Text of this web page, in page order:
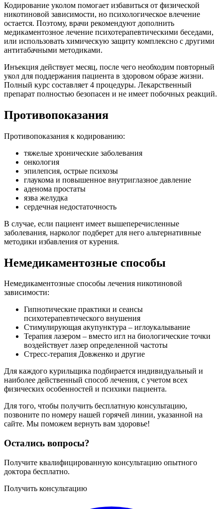
Кодирование уколом помогает избавиться от физической
никотиновой зависимости, но психологическое влечение
остается. Поэтому, врачи рекомендуют дополнить
медикаментозное лечение психотерапевтическими беседами,
или использовать химическую защиту комплексно с другими
антитабачными методиками.
Инъекция действует месяц, после чего необходим повторный
укол для поддержания пациента в здоровом образе жизни.
Полный курс составляет 4 процедуры. Лекарственный
препарат полностью безопасен и не имеет побочных реакций.
Противопоказания
Противопоказания к кодированию:
тяжелые хронические заболевания
онкология
эпилепсия, острые психозы
глаукома и повышенное внутриглазное давление
аденома простаты
язва желудка
сердечная недостаточность
В случае, если пациент имеет вышеперечисленные
заболевания, нарколог подберет для него альтернативные
методики избавления от курения.
Немедикаментозные способы
Немедикаментозные способы лечения никотиновой
зависимости:
Гипнотические практики и сеансы
психотерапевтического внушения
Стимулирующая акупунктура – иглоукалывание
Терапия лазером – вместо игл на биологические точки
воздействует лазер определенной частоты
Стресс-терапия Довженко и другие
Для каждого курильщика подбирается индивидуальный и
наиболее действенный способ лечения, с учетом всех
физических особенностей и психики пациента.
Для того, чтобы получить бесплатную консультацию,
позвоните по номеру нашей горячей линии, указанной на
сайте. Мы поможем вернуть вам здоровье!
Остались вопросы?
Получите квалифицированную консультацию опытного
доктора бесплатно.
Получить консультацию